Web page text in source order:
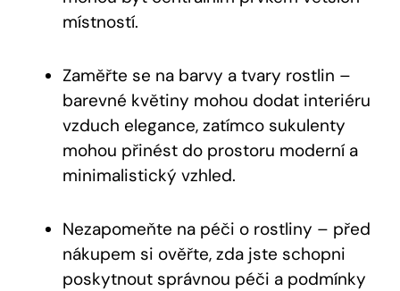
místností.
Zaměřte se na barvy a tvary rostlin –
barevné květiny mohou dodat interiéru
vzduch elegance, zatímco sukulenty
mohou přinést do prostoru moderní a
minimalistický vzhled.
Nezapomeňte na péči o rostliny – před
nákupem si ověřte, zda jste schopni
poskytnout správnou péči a podmínky